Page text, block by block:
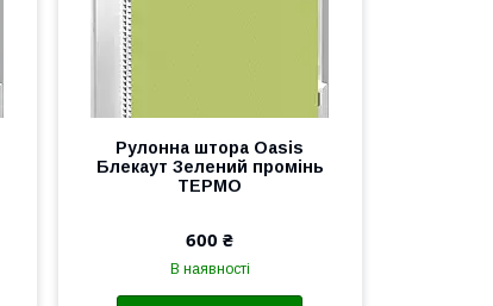
Рулонна штора Oasis
Блекаут Зелений промінь
ТЕРМО
600 ₴
В наявності